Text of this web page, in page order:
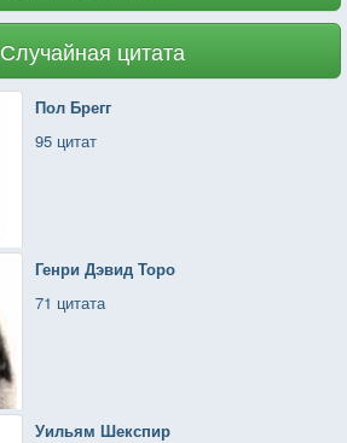
Случайная цитата
Пол Брегг
95 цитат
Генри Дэвид Торо
71 цитата
Уильям Шекспир